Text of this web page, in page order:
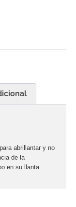
abrillantar y no
de la
en su llanta.